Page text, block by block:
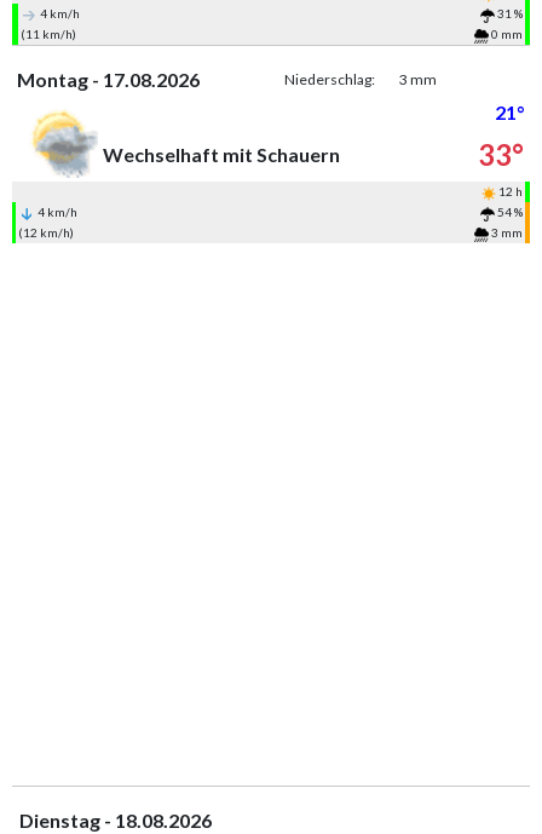
4 km/h
31 %
(11 km/h)
0 mm
Montag - 17.08.2026 Niederschlag: 3 mm
21°
Wechselhaft mit Schauern
33°
12 h
4 km/h
54 %
(12 km/h)
3 mm
Dienstag - 18.08.2026